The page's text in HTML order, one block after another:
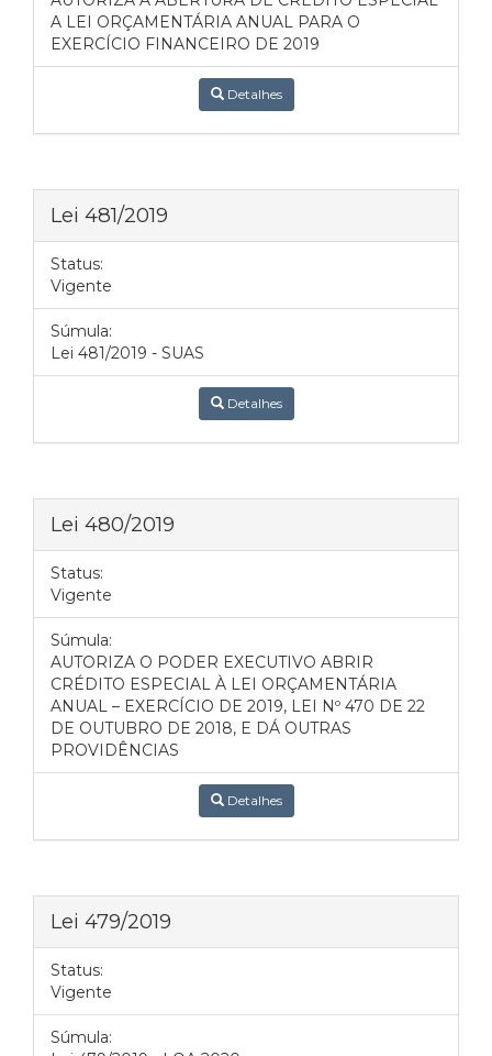
A LEI ORÇAMENTÁRIA ANUAL PARA O
EXERCÍCIO FINANCEIRO DE 2019
Detalhes
Lei 481/2019
Status:
Vigente
Súmula:
Lei 481/2019 - SUAS
Detalhes
Lei 480/2019
Status:
Vigente
Súmula:
AUTORIZA O PODER EXECUTIVO ABRIR
CRÉDITO ESPECIAL À LEI ORÇAMENTÁRIA
ANUAL – EXERCÍCIO DE 2019, LEI Nº 470 DE 22
DE OUTUBRO DE 2018, E DÁ OUTRAS
PROVIDÊNCIAS
Detalhes
Lei 479/2019
Status:
Vigente
Súmula: